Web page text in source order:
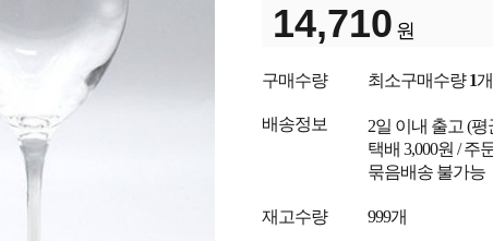
14,710 원
구매수량 최소구매수량1개
배송정보 2일 이내 출고 (평
택배 3,000원 / 주
묶음배송 불가능
재고수량 999개